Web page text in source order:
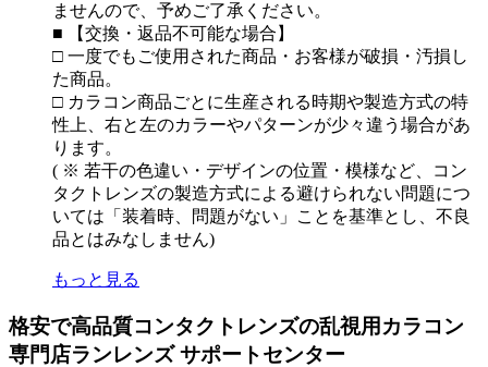
ませんので、予めご了承ください。
■ 【交換・返品不可能な場合】
□ 一度でもご使用された商品・お客様が破損・汚損し
た商品。
□ カラコン商品ごとに生産される時期や製造方式の特
性上、右と左のカラーやパターンが少々違う場合があ
ります。
( ※ 若干の色違い・デザインの位置・模様など、コン
タクトレンズの製造方式による避けられない問題につ
いては「装着時、問題がない」ことを基準とし、不良
品とはみなしません)
もっと見る
格安で高品質コンタクトレンズの乱視用カラコン
専門店ランレンズ サポートセンター